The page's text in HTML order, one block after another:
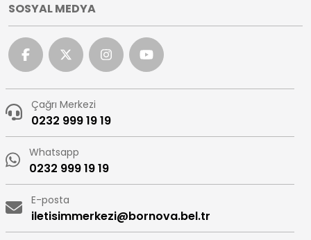
SOSYAL MEDYA
Çağrı Merkezi
0232 999 19 19
Whatsapp
0232 999 19 19
E-posta
iletisimmerkezi@bornova.bel.tr